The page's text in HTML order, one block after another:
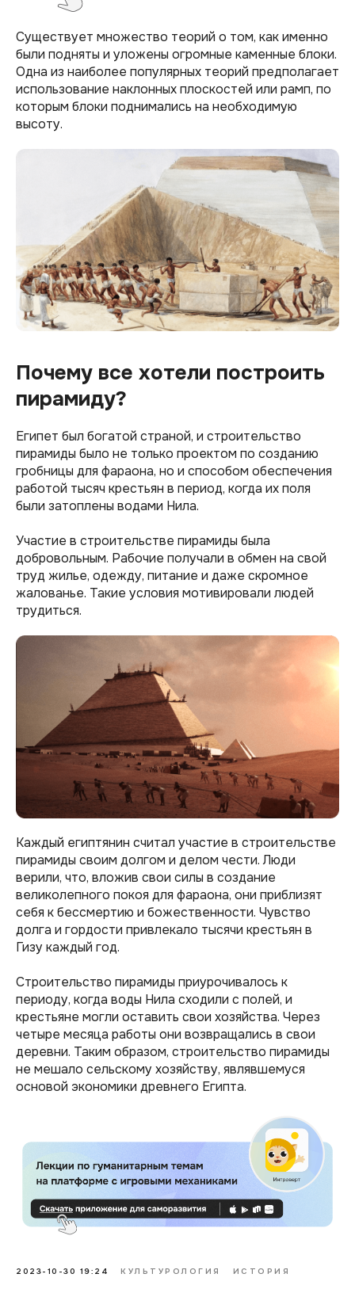
Существует множество теорий о том, как именно
были подняты и уложены огромные каменные блоки.
Одна из наиболее популярных теорий предполагает
использование наклонных плоскостей или рамп, по
которым блоки поднимались на необходимую
высоту.
Почему все хотели построить
пирамиду?
Египет был богатой страной, и строительство
пирамиды было не только проектом по созданию
гробницы для фараона, но и способом обеспечения
работой тысяч крестьян в период, когда их поля
были затоплены водами Нила.
Участие в строительстве пирамиды была
добровольным. Рабочие получали в обмен на свой
труд жилье, одежду, питание и даже скромное
жалованье. Такие условия мотивировали людей
трудиться.
Каждый египтянин считал участие в строительстве
пирамиды своим долгом и делом чести. Люди
верили, что, вложив свои силы в создание
великолепного покоя для фараона, они приблизят
себя к бессмертию и божественности. Чувство
долга и гордости привлекало тысячи крестьян в
Гизу каждый год.
Строительство пирамиды приурочивалось к
периоду, когда воды Нила сходили с полей, и
крестьяне могли оставить свои хозяйства. Через
четыре месяца работы они возвращались в свои
деревни. Таким образом, строительство пирамиды
не мешало сельскому хозяйству, являвшемуся
основой экономики древнего Египта.
2023-10-30 19:24 КУЛЬТУРОЛОГИЯ ИСТОРИЯ